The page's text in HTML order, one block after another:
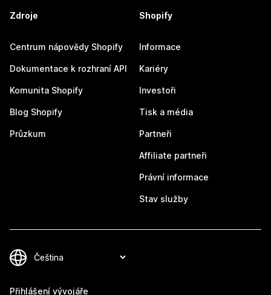
Zdroje
Centrum nápovědy Shopify
Dokumentace k rozhraní API
Komunita Shopify
Blog Shopify
Průzkum
Shopify
Informace
Kariéry
Investoři
Tisk a média
Partneři
Affiliate partneři
Právní informace
Stav služby
Přihlášení vývojáře